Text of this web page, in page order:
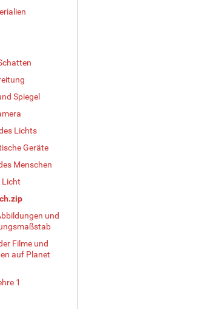
Spiegel
Lichts
Geräte
Menschen
Licht
und
Filme und
auf Planet
1